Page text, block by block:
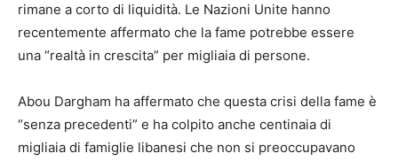
rimane a corto di liquidità. Le Nazioni Unite hanno
recentemente affermato che la fame potrebbe essere
una “realtà in crescita” per migliaia di persone.
Abou Dargham ha affermato che questa crisi della fame è
“senza precedenti” e ha colpito anche centinaia di
migliaia di famiglie libanesi che non si preoccupavano